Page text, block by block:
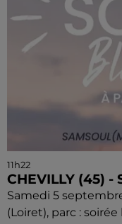
11h22
CHEVILLY (45) -
Samedi 5
(Loiret), parc :